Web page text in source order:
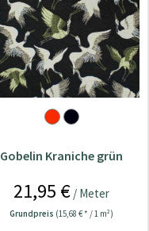
Gobelin Kraniche grün
21,95 € / Meter
Grundpreis (15,68 € * / 1 m²)